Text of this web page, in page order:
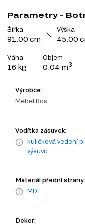
Parametry -
Šířka
91.00 cm
Výška
45.00
Váha
16 kg
Objem
0.04 m3
Výrobce:
Mebel Bos
Vodítka zásuvek:
kuličková vedení
výsuvu
Materiál přední strany:
MDF
Dekor: